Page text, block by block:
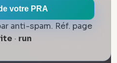
votre PRA
anti-spam. Réf. page
· run